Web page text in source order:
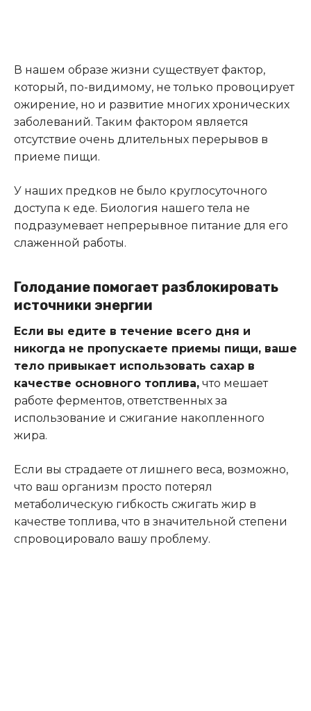
В нашем образе жизни существует фактор,
который, по-видимому, не только провоцирует
ожирение, но и развитие многих хронических
заболеваний. Таким фактором является
отсутствие очень длительных перерывов в
приеме пищи.
У наших предков не было круглосуточного
доступа к еде. Биология нашего тела не
подразумевает непрерывное питание для его
слаженной работы.
Голодание помогает разблокировать
источники энергии
Если вы едите в течение всего дня и
никогда не пропускаете приемы пищи, ваше
тело привыкает использовать сахар в
качестве основного топлива, что мешает
работе ферментов, ответственных за
использование и сжигание накопленного
жира.
Если вы страдаете от лишнего веса, возможно,
что ваш организм просто потерял
метаболическую гибкость сжигать жир в
качестве топлива, что в значительной степени
спровоцировало вашу проблему.